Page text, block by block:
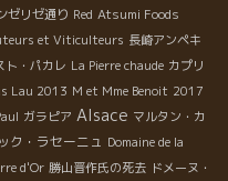
ゼリゼ通り Red Atsumi Foods
et Viticulteurs 長崎アンペキ
ト・パカレ La Pierre chaude カプリ
Lau 2013 M et Mme Benoit 2017
ガラピア Alsace マルタン・カ
ク・ラセーニュ Domaine de la
d'Or 勝山晋作氏の死去 ドメーヌ・